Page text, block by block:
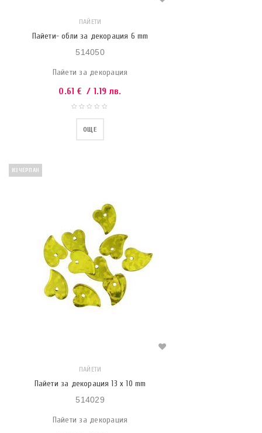
ПАЙЕТИ
Пайети- обли за декорация 6 mm
514050
Пайети за декорация
0.61 € / 1.19 лв.
ОЩЕ
ИЗЧЕРПАН
ПАЙЕТИ
Пайети за декорация 13 x 10 mm
514029
Пайети за декорация